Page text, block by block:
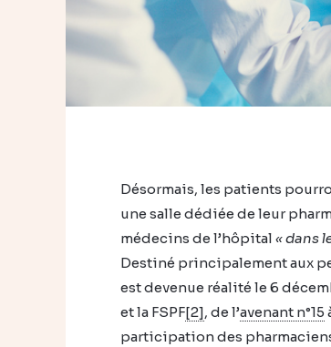
Désormais, les patients
une salle dédiée de leur
médecins de l’hôpital « dans
Destiné principalement aux
est devenue réalité le 6
et la FSPF[2], de l’avenant n°15
participation des